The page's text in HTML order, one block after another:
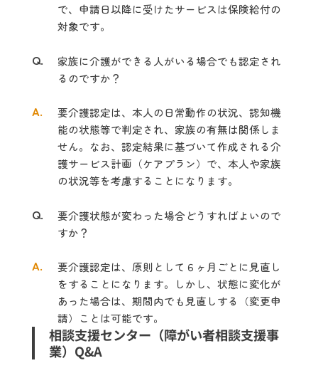
で、申請日以降に受けたサービスは保険給付の
対象です。
Q.
家族に介護ができる人がいる場合でも認定され
るのですか？
A.
要介護認定は、本人の日常動作の状況、認知機
能の状態等で判定され、家族の有無は関係しま
せん。なお、認定結果に基づいて作成される介
護サービス計画（ケアプラン）で、本人や家族
の状況等を考慮することになります。
Q.
要介護状態が変わった場合どうすればよいので
すか？
A.
要介護認定は、原則として６ヶ月ごとに見直し
をすることになります。しかし、状態に変化が
あった場合は、期間内でも見直しする（変更申
請）ことは可能です。
相談支援センター（障がい者相談支援事
業）Q&A